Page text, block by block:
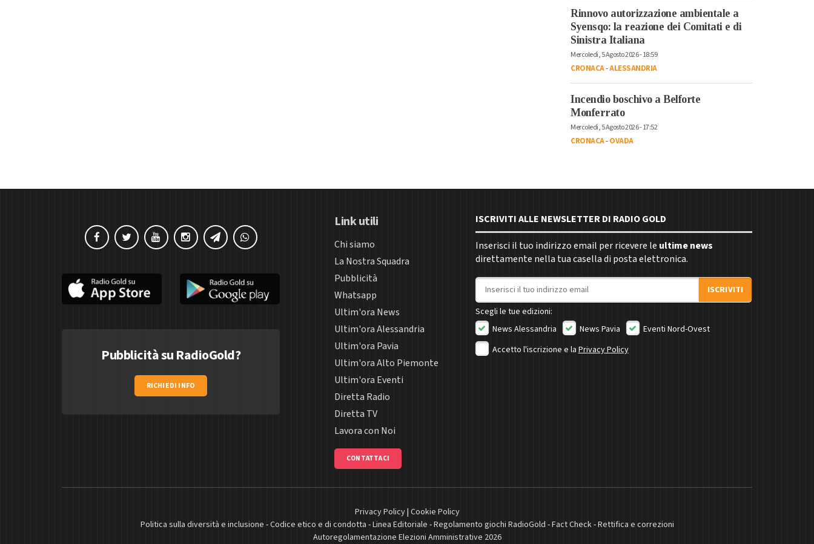
Rinnovo autorizzazione ambientale a
Syensqo: la reazione dei Comitati e di
Sinistra Italiana
Mercoledì, 5 Agosto 2026 - 18:59
CRONACA-ALESSANDRIA
Incendio boschivo a Belforte
Monferrato
Mercoledì, 5 Agosto 2026 - 17:52
CRONACA-OVADA
Pubblicità su RadioGold?
RICHIEDI INFO
Link utili
Chi siamo
La Nostra Squadra
Pubblicità
Whatsapp
Ultim'ora News
Ultim'ora Alessandria
Ultim'ora Pavia
Ultim'ora Alto Piemonte
Ultim'ora Eventi
Diretta Radio
Diretta TV
Lavora con Noi
CONTATTACI
ISCRIVITI ALLE NEWSLETTER DI RADIO GOLD
Inserisci il tuo indirizzo email per ricevere le ultime news
direttamente nella tua casella di posta elettronica.
Indirizzo email
ISCRIVITI
Scegli le tue edizioni:
News Alessandria
News Pavia
Eventi Nord-Ovest
Accetto l'iscrizione e la Privacy Policy
Privacy Policy| Cookie Policy
Politica sulla diversità e inclusione -Codice etico e di condotta -Linea Editoriale -Regolamento giochi RadioGold -Fact Check-Rettifica e correzioni
Autoregolamentazione Elezioni Amministrative 2026